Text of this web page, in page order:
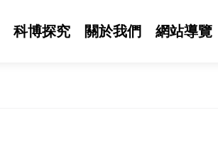
科博探究 關於我們 網站導覽